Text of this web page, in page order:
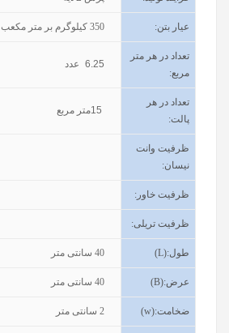
عیار بتن:
350 کیلوگرم بر متر مکعب
تعداد در هر متر
مربع:
6.25 عدد
تعداد در هر
پالت:
15متر مربع
ظرفیت وانت
نیسان:
ظرفیت خاور :
ظرفیت تریلی:
طول(L):
40 سانتی متر
عرض(B):
40 سانتی متر
ضخامت(w):
2 سانتی متر